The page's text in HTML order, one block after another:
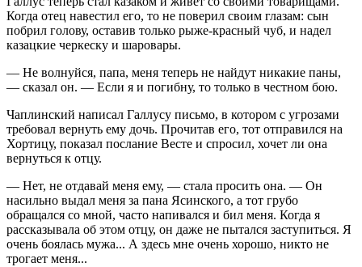
Когда отец навестил его, то не поверил своим глазам: сын
побрил голову, оставив только рыже-красный чуб, и надел
казацкие черкеску и шаровары.
— Не волнуйся, папа, меня теперь не найдут никакие паны,
— сказал он. — Если я и погибну, то только в честном бою.
Чаплинский написал Галлусу письмо, в котором с угрозами
требовал вернуть ему дочь. Прочитав его, тот отправился на
Хортицу, показал послание Весте и спросил, хочет ли она
вернуться к отцу.
— Нет, не отдавай меня ему, — стала просить она. — Он
насильно выдал меня за пана Ясинского, а тот грубо
обращался со мной, часто напивался и бил меня. Когда я
рассказывала об этом отцу, он даже не пытался заступиться. Я
очень боялась мужа... А здесь мне очень хорошо, никто не
трогает меня...